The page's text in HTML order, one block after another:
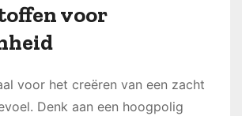
voor
voor het creëren van een zacht
Denk aan een hoogpolig